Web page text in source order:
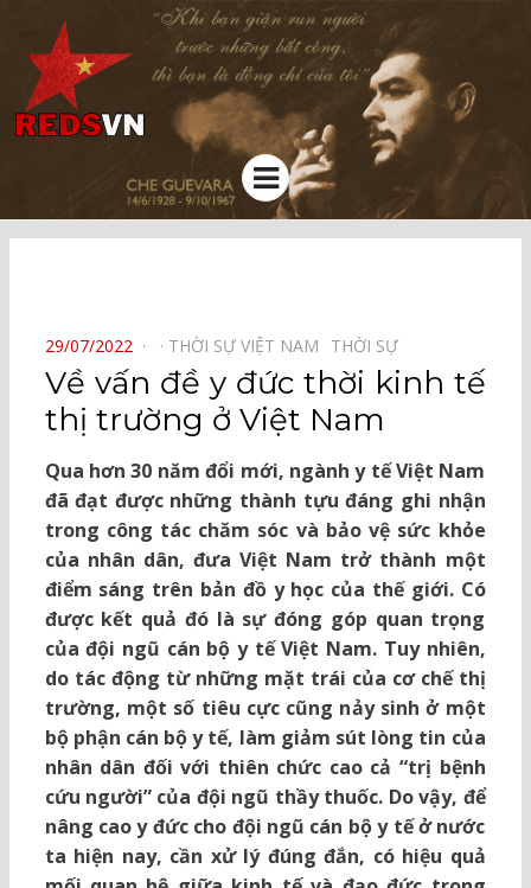
Kênh chia sẻ tri thức cộng đồng
Menu
POSTED
ON
29/07/2022 THỜI SỰ VIỆT NAM⠀ THỜI SỰ⠀
Về vấn đề y đức thời kinh tế
thị trường ở Việt Nam
Qua hơn 30 năm đổi mới, ngành y tế Việt Nam
đã đạt được những thành tựu đáng ghi nhận
trong công tác chăm sóc và bảo vệ sức khỏe
của nhân dân, đưa Việt Nam trở thành một
điểm sáng trên bản đồ y học của thế giới. Có
được kết quả đó là sự đóng góp quan trọng
của đội ngũ cán bộ y tế Việt Nam. Tuy nhiên,
do tác động từ những mặt trái của cơ chế thị
trường, một số tiêu cực cũng nảy sinh ở một
bộ phận cán bộ y tế, làm giảm sút lòng tin của
nhân dân đối với thiên chức cao cả “trị bệnh
cứu người” của đội ngũ thầy thuốc. Do vậy, để
nâng cao y đức cho đội ngũ cán bộ y tế ở nước
ta hiện nay, cần xử lý đúng đắn, có hiệu quả